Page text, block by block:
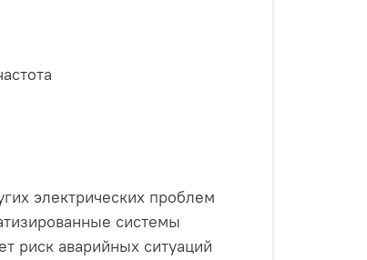
электрических проблем
системы
риск аварийных ситуаций